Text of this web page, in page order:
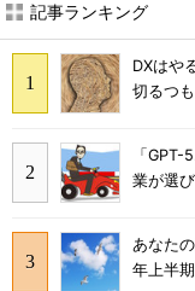
記事ランキング
DXはや
切るつ
「
業が選
あなた
年上半